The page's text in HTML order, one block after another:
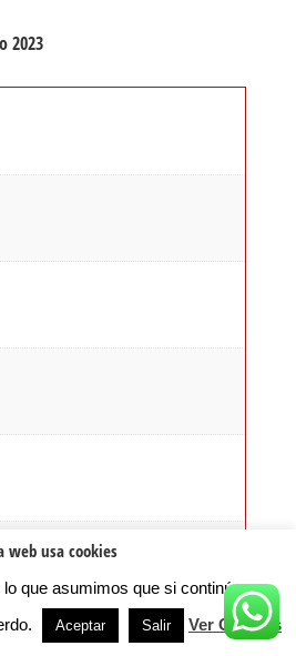
2023
Ventosa
web usa cookies
que asumimos que si continúas
Aceptar Salir Ver Cookies